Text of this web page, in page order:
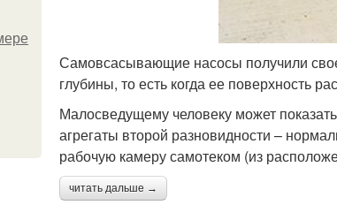
Самовсасывающие насосы получили свое
глубины, то есть когда ее поверхность
Малосведущему человеку может
агрегаты второй разновидности –
рабочую камеру самотеком (из
читать дальше →